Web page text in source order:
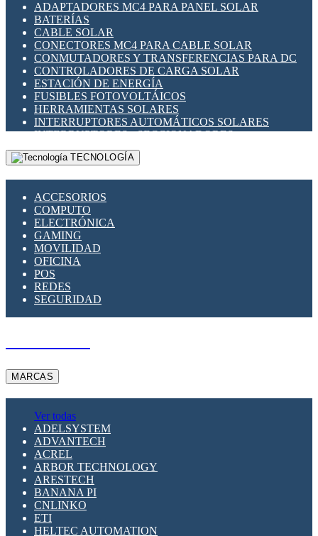
ADAPTADORES MC4 PARA PANEL SOLAR
BATERÍAS
CABLE SOLAR
CONECTORES MC4 PARA CABLE SOLAR
CONMUTADORES Y TRANSFERENCIAS PARA DC
CONTROLADORES DE CARGA SOLAR
ESTACIÓN DE ENERGÍA
FUSIBLES FOTOVOLTÁICOS
HERRAMIENTAS SOLARES
INTERRUPTORES AUTOMÁTICOS SOLARES
INTERRUPTORES - SECCIONADORES
FOTOVOLTÁICOS
MONTAJE PANEL SOLAR
SUPRESOR DE TRANSIENTES SPDS PARA
APLICACIONES FOTOVOLTAICAS
TECNOLOGÍA
ACCESORIOS
COMPUTO
ELECTRÓNICA
GAMING
MOVILIDAD
OFICINA
POS
REDES
SEGURIDAD
MARCAS
Ver todas
ADELSYSTEM
ADVANTECH
ACREL
ARBOR TECHNOLOGY
ARESTECH
BANANA PI
CNLINKO
ETI
HELTEC AUTOMATION